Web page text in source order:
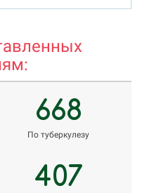
668
По туберкулезу
407